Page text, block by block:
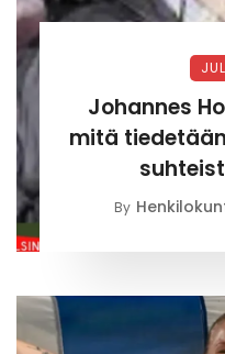
Johannes
mitä
By